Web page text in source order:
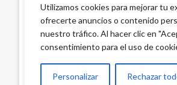
Utilizamos cookies para mejorar tu
ofrecerte anuncios o contenido
nuestro tráfico. Al hacer clic en
consentimiento para el uso de
Personalizar Rechazar
Denuncian presunto
Iván Briceño viernes noviembre 8,